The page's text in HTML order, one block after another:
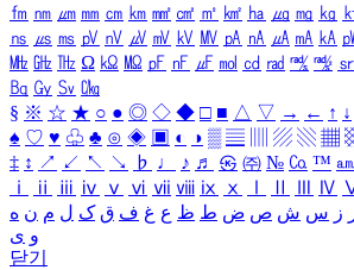
㎙ ㎚ ㎛ ㎜ ㎝ ㎞ ㎟ ㎠ ㎡ ㎢ ㏊ ㎍ ㎎ ㎏
㎱ ㎲ ㎳ ㎴ ㎵ ㎶ ㎷ ㎸ ㎹ ㎀ ㎁ ㎂ ㎃ ㎄
㎒ ㎓ ㎔ Ω ㏀ ㏁ ㎊ ㎋ ㎌ ㏖ ㏅ ㎭ ㎮ ㎯ ㏛
㏃ ㏉ ㏜ ㏆
§ ※ ☆ ★ ○ ● ◎ ◇ ◆ □ ■ △ ▽ → ← ↑ ↓
♠ ♡ ♥ ♧ ♣ ⊙ ◈ ▣ ◐ ◑ ▒ ▤ ▨ ▧ ▦
‡ ↕ ↗ ↙ ↖ ↘ ♭ ♩ ♪ ♬ ㉿ ㈜ № ㏇ ™ ㏂
ⅰ
ⅱ ⅲ ⅳ ⅴ ⅵ ⅶ ⅷ ⅸ ⅹ Ⅳ
ز س ش ص ض ط ظ ع غ ف ق ک ل م ن ه
و ی
닫기